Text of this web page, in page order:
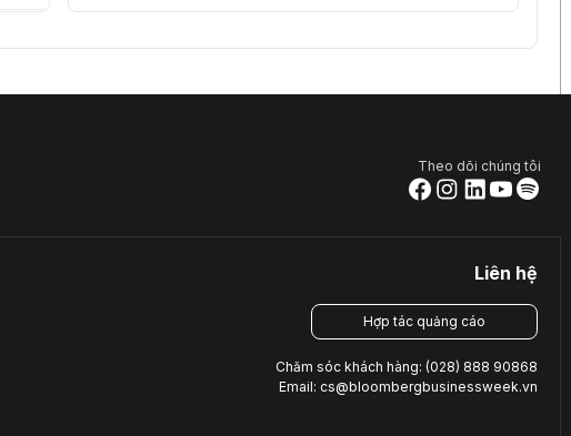
12/2013
Theo dõi chúng tôi
Liên hệ
Hợp tác quảng cáo
Chăm sóc khách hàng: (028) 888 90868
Email: cs@bloombergbusinessweek.vn